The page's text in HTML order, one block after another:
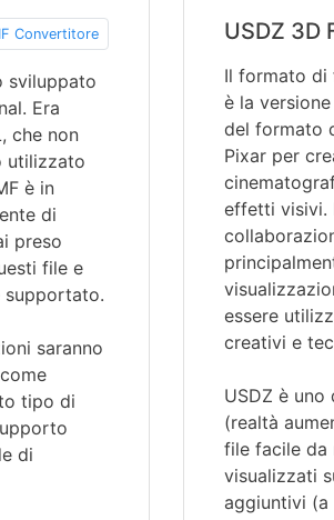
Convertitore
sviluppato
Era
che non
utilizzato
è in
di
preso
file e
supportato.
saranno
tipo di
di
USDZ 3D
Il formato di
è la
del formato
Pixar per
effetti visivi.
essere
creativi e
USDZ è
(realtà
file facile da
visualizzati
aggiuntivi (a